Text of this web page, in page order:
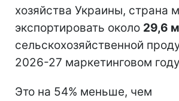
хозяйства Украины, страна
экспортировать около 29,6
сельскохозяйственной
2026-27 маркетинговом
Это на 54% меньше, чем